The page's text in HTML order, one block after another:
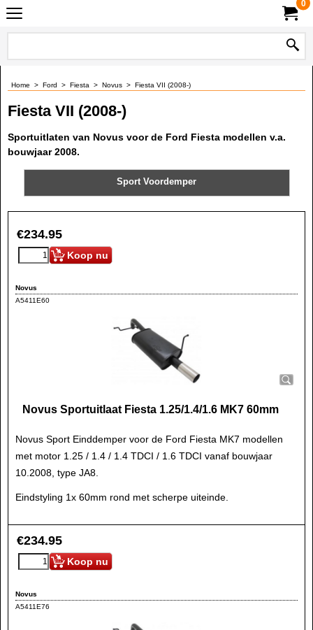
0
Home > Ford > Fiesta > Novus > Fiesta VII (2008-)
Fiesta VII (2008-)
Sportuitlaten van Novus voor de Ford Fiesta modellen v.a.
bouwjaar 2008.
Sport Voordemper
€234.95
Koop nu
Novus
A5411E60
Novus Sportuitlaat Fiesta 1.25/1.4/1.6 MK7 60mm
Novus Sport Einddemper voor de Ford Fiesta MK7 modellen
met motor 1.25 / 1.4 / 1.4 TDCI / 1.6 TDCI vanaf bouwjaar
10.2008, type JA8.
Eindstyling 1x 60mm rond met scherpe uiteinde.
€234.95
Koop nu
Novus
A5411E76